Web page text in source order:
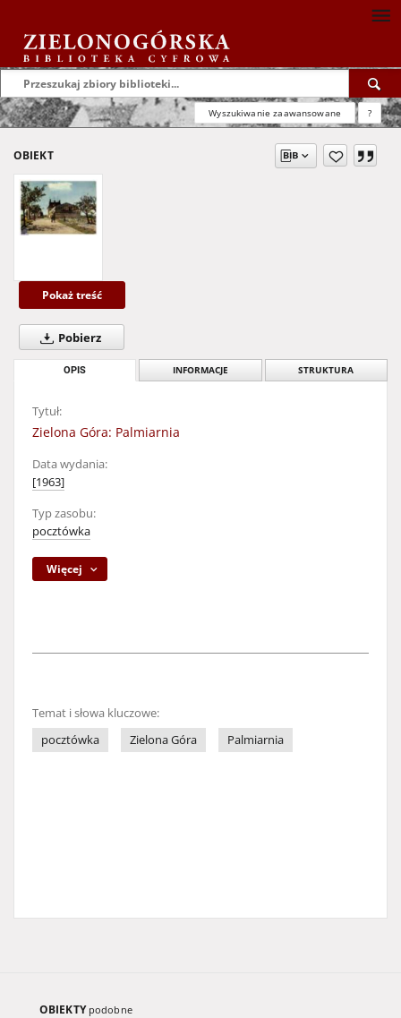
Wyszukiwanie zaawansowane ?
OBIEKT
Pokaż treść
Pobierz
OPIS INFORMACJE STRUKTURA
Tytuł:
Zielona Góra: Palmiarnia
Data wydania:
[1963]
Typ zasobu:
pocztówka
Więcej
Temat i słowa kluczowe:
pocztówka
Zielona Góra Palmiarnia
OBIEKTY podobne